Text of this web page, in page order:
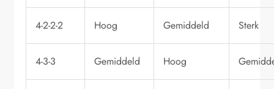
4-2-2-2 Hoog Gemiddeld Sterk
4-3-3 Gemiddeld Hoog